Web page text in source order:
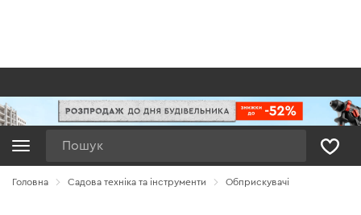
Головна Садова техніка та інструменти Обприскувачі